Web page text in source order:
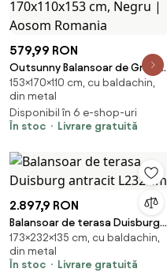
579,99 RON
Outsunny Balansoar de Grădină
3 Locuri cu Acoperiș Reglabil și
Perne Moi din Poliester,
Capacitate 240 kg, 170x110x153
cm, Negru | Aosom Romania
153×170×110 cm, cu baldachin,
din metal
Disponibil în 6 e-shop-uri
În stoc
Livrare gratuită
2.897,9 RON
Balansoar de terasa Duisburg
antracit L232 cm
173×232×135 cm, cu baldachin,
din metal
În stoc
Livrare gratuită